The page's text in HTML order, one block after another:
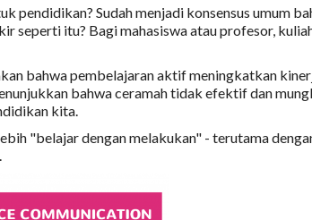
pendidikan? Sudah menjadi konsensus umum
seperti itu? Bagi mahasiswa atau profesor,
bahwa pembelajaran aktif meningkatkan
bahwa ceramah tidak efektif dan
kita.
"belajar dengan melakukan" - terutama